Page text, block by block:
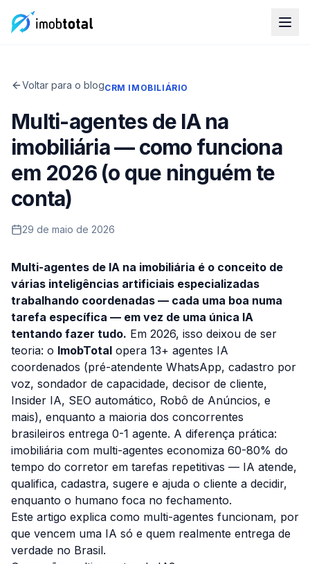
Voltar para o blogCRM IMOBILIÁRIO
Multi-agentes de IA na
imobiliária — como funciona
em 2026 (o que ninguém te
conta)
29 de maio de 2026
Multi-agentes de IA na imobiliária é o conceito de
várias inteligências artificiais especializadas
trabalhando coordenadas — cada uma boa numa
tarefa específica — em vez de uma única IA
tentando fazer tudo. Em 2026, isso deixou de ser
teoria: o ImobTotal opera 13+ agentes IA
coordenados (pré-atendente WhatsApp, cadastro por
voz, sondador de capacidade, decisor de cliente,
Insider IA, SEO automático, Robô de Anúncios, e
mais), enquanto a maioria dos concorrentes
brasileiros entrega 0-1 agente. A diferença prática:
imobiliária com multi-agentes economiza 60-80% do
tempo do corretor em tarefas repetitivas — IA atende,
qualifica, cadastra, sugere e ajuda o cliente a decidir,
enquanto o humano foca no fechamento.
Este artigo explica como multi-agentes funcionam, por
que vencem uma IA só e quem realmente entrega de
verdade no Brasil.